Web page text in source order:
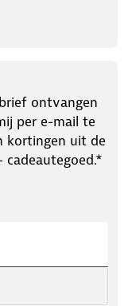
ontvangen
per e-mail te
kortingen uit de
cadeautegoed.*